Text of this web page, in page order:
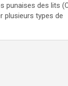
punaises des lits
plusieurs types de